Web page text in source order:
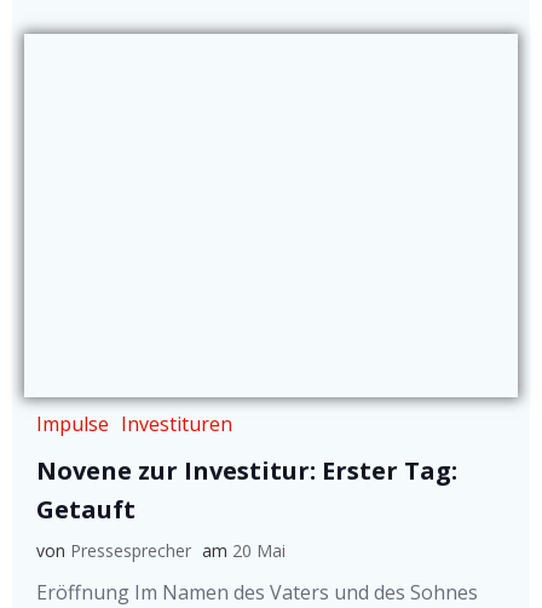
Impulse Investituren
Novene zur Investitur: Erster Tag:
Getauft
von Pressesprecher am 20 Mai
Eröffnung Im Namen des Vaters und des Sohnes